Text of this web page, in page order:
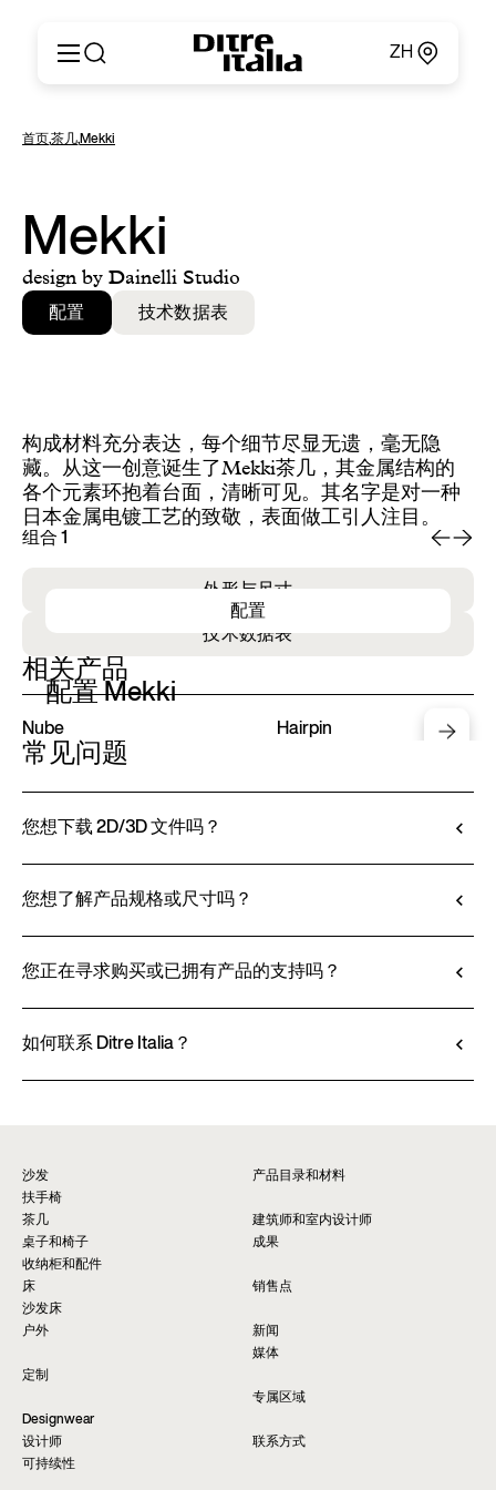
ZH
产品
产品目录和材料
Ditre for Professionals
销售点
新闻和媒体
专属区域
English
Español
Русский
简体中文
首页,茶几,Mekki
Mekki
design by Dainelli Studio
配置 技术数据表
构成材料充分表达，每个细节尽显无遗，毫无隐
藏。从这一创意诞生了Mekki茶几，其金属结构的
各个元素环抱着台面，清晰可见。其名字是对一种
日本金属电镀工艺的致敬，表面做工引人注目。
组合 1
外形与尺寸
技术数据表
配置 Mekki
配置
相关产品
Nube Hairpin
常见问题
您想下载 2D/3D 文件吗？
和定制。该工具不仅可以让您查看所选饰面和面料
前往定制
您想了解产品规格或尺寸吗？
都可在产品技术说明书中查阅。
查看技术说明书
您正在寻求购买或已拥有产品的支持吗？
供个性化咨询和即时服务。请通过网站上的 “销售
如何联系 Ditre Italia？
沙发
产品目录和材料
扶手椅
茶几
建筑师和室内设计师
桌子和椅子
成果
收纳柜和配件
床
销售点
沙发床
户外
新闻
媒体
定制
专属区域
Designwear
设计师
联系方式
可持续性